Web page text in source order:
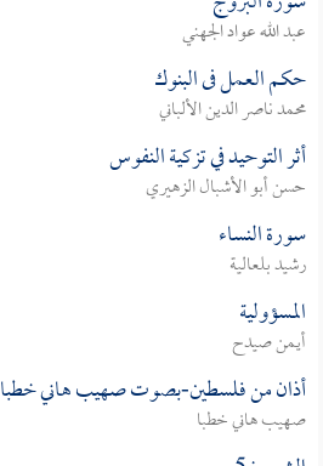
عبد الله عواد الجهني
حكم العمل فى البنوك
محمد ناصر الدين الألباني
أثر التوحيد في تزكية النفوس
حسن أبو الأشبال الزهيري
سورة النساء
رشيد بلعالية
المسؤولية
أيمن صيدح
أذان من فلسطين-بصوت صهيب هاني خطبا
صهيب هاني خطبا